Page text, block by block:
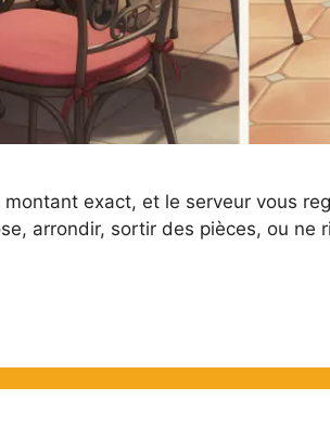
exact, et le serveur vous
arrondir, sortir des pièces, ou ne